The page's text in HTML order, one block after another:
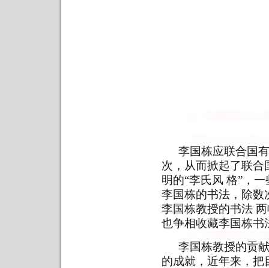
李国栋应联合国
次，从而掀起了联
明的“李氏风 格”，
李国栋的书法，除数
李国栋教授的书法
也争相收藏李国栋书
李国栋教授的贡
的成就，近年来，